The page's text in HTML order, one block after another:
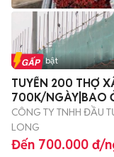
Tin nổi bật
TUYỂN 200 THỢ
700K/NGÀY|BAO
CÔNG TY TNHH ĐẦU
LONG
Đến 700.000 đ/